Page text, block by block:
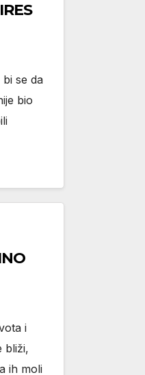
se da
bio
i
bliži,
ih moli